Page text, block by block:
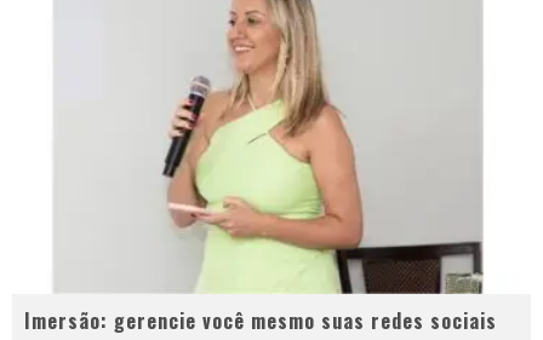
Imersão: gerencie você mesmo suas redes sociais